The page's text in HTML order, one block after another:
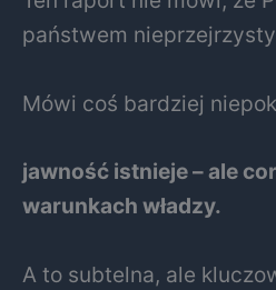
państwem
Mówi coś bardziej
jawność istnieje – ale
warunkach władzy.
A to subtelna, ale